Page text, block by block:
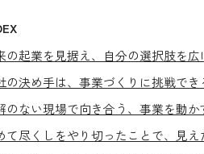
の起業を見据え、自分の選択肢を広
の決め手は、事業づくりに挑戦でき
のない現場で向き合う、事業を動か
て尽くしをやり切ったことで、見え